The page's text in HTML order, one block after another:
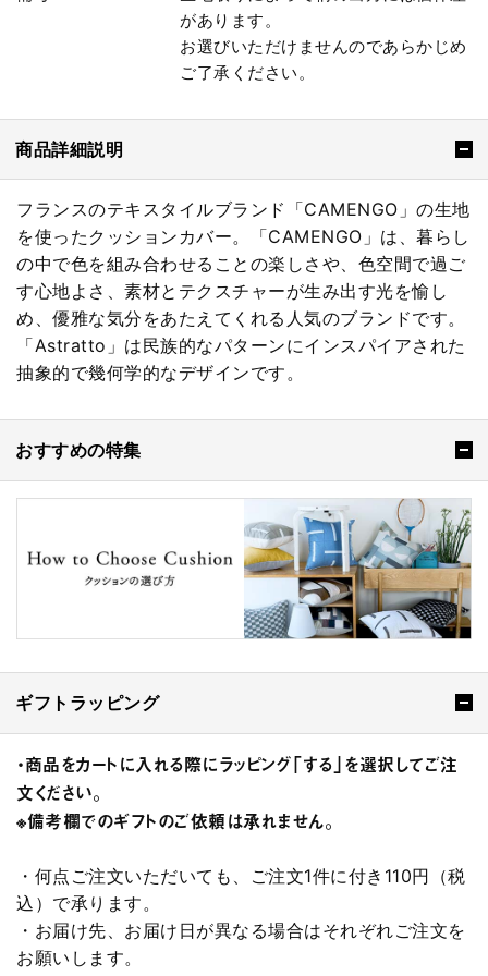
があります。
お選びいただけませんのであらかじめ
ご了承ください。
商品詳細説明
フランスのテキスタイルブランド「CAMENGO」の生地
を使ったクッションカバー。「CAMENGO」は、暮らし
の中で色を組み合わせることの楽しさや、色空間で過ご
す心地よさ、素材とテクスチャーが生み出す光を愉し
め、優雅な気分をあたえてくれる人気のブランドです。
「Astratto」は民族的なパターンにインスパイアされた
抽象的で幾何学的なデザインです。
おすすめの特集
ギフトラッピング
・商品をカートに入れる際にラッピング「する」を選択してご注
文ください。
※備考欄でのギフトのご依頼は承れません。
・何点ご注文いただいても、ご注文1件に付き110円（税
込）で承ります。
・お届け先、お届け日が異なる場合はそれぞれご注文を
お願いします。